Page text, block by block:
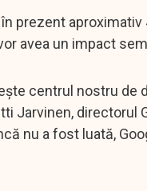
prezent
avea un impact
centrul nostru
Jarvinen,
nu a fost luată,